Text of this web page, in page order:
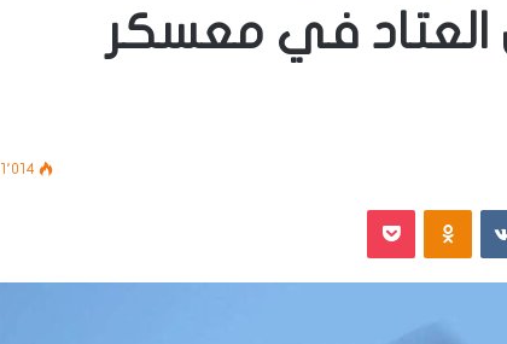
في معسكر
1٬014
‏VKontakte